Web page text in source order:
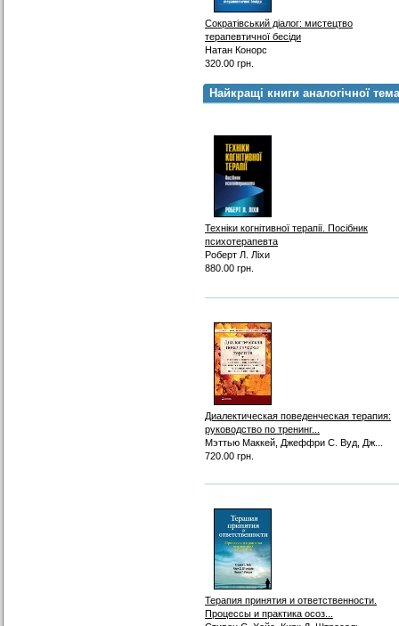
Сократівський діалог: мистецтво
терапевтичної бесіди
Натан Конорс
320.00 грн.
Найкращі книги аналогічної
Техніки когнітивної терапії. Посібник
психотерапевта
Роберт Л. Ліхи
880.00 грн.
Диалектическая поведенческая терапия:
руководство по тренинг...
Мэттью Маккей, Джеффри С. Вуд, Дж...
720.00 грн.
Терапия принятия и ответственности.
Процессы и практика осоз...